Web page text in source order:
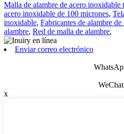
Malla de alambre de acero inoxidable
acero inoxidable de 100 micrones,
inoxidable, Fabricantes de alambre de
alambre, Red de malla de alambre,
Enviar correo electrónico
WeChat
x